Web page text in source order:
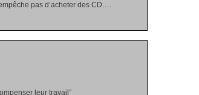
pas d’acheter des CD….
leur travail”